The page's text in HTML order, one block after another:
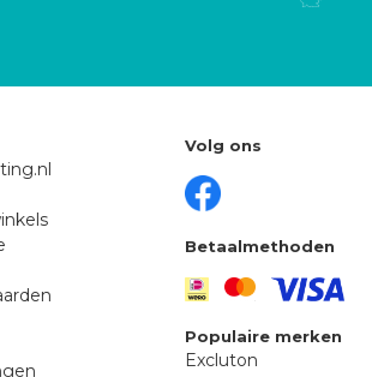
Volg ons
Betaalmethoden
Populaire merken
Excluton